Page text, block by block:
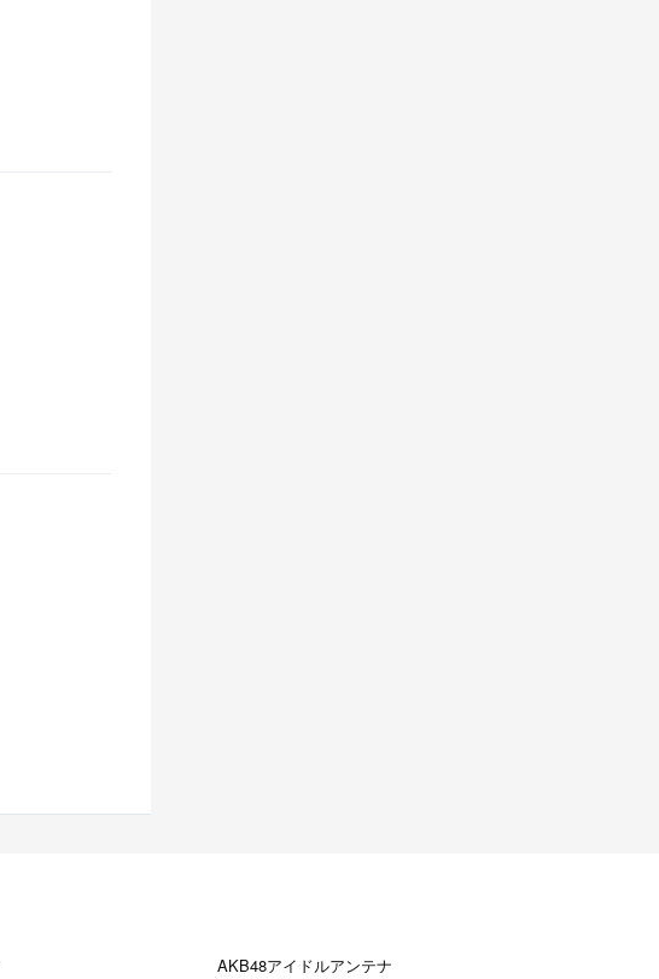
AKB48アイドルアンテナ